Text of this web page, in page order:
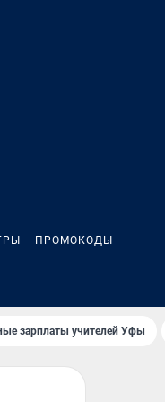
ПРОМОКОДЫ
зарплаты учителей Уфы